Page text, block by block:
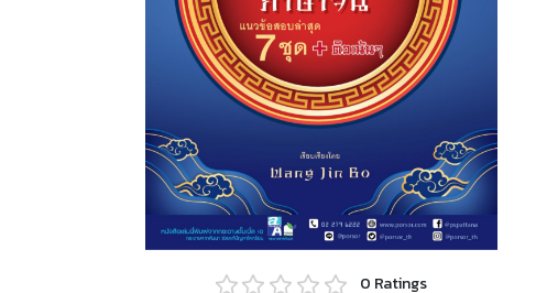
0 Ratings